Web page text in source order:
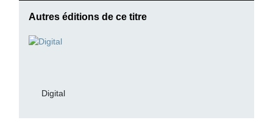
Autres éditions de ce titre
Digital